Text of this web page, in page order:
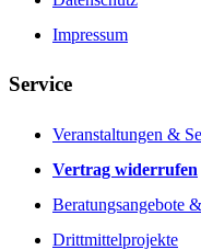
Impressum
Service
Veranstaltungen &
Vertrag widerrufen
Beratungsangebote
Drittmittelprojekte